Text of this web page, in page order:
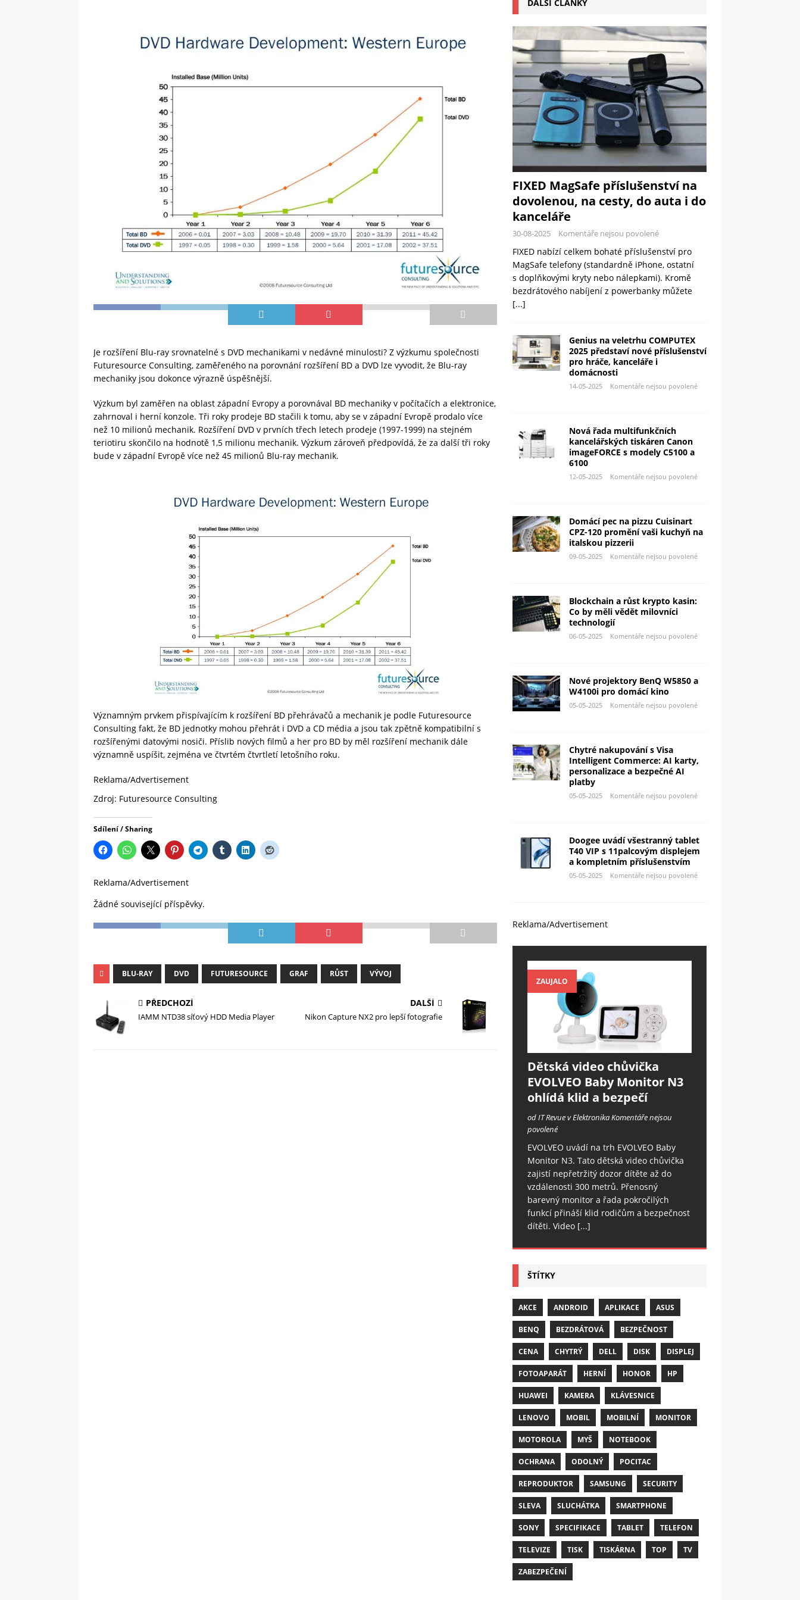
[ 06-05-2025 ] Blockchain a růst krypto kasin: Co by měli vědět milovníci technologií
Je rozšíření Blu-ray srovnatelné s DVD mechanikami v nedávné minulosti? Z výzkumu společnosti
Futuresource Consulting, zaměřeného na porovnání rozšíření BD a DVD lze vyvodit, že Blu-ray
mechaniky jsou dokonce výrazně úspěšnější.
Výzkum byl zaměřen na oblast západní Evropy a porovnával BD mechaniky v počítačích a elektronice,
zahrnoval i herní konzole. Tři roky prodeje BD stačili k tomu, aby se v západní Evropě prodalo více
než 10 milionů mechanik. Rozšíření DVD v prvních třech letech prodeje (1997-1999) na stejném
teriotiru skončilo na hodnotě 1,5 milionu mechanik. Výzkum zároveň předpovídá, že za další tři roky
bude v západní Evropě více než 45 milionů Blu-ray mechanik.
Významným prvkem přispívajícím k rozšíření BD přehrávačů a mechanik je podle Futuresource
Consulting fakt, že BD jednotky mohou přehrát i DVD a CD média a jsou tak zpětně kompatibilní s
rozšířenými datovými nosiči. Příslib nových filmů a her pro BD by měl rozšíření mechanik dále
významně uspíšit, zejména ve čtvrtém čtvrtletí letošního roku.
Reklama/Advertisement
Zdroj: Futuresource Consulting
Sdílení / Sharing
Reklama/Advertisement
Žádné související příspěvky.
BLU-RAY DVD FUTURESOURCE GRAF RŮST VÝVOJ
PŘEDCHOZÍ
IAMM NTD38 síťový HDD Media Player
DALŠÍ
Nikon Capture NX2 pro lepší fotografie
DALŠÍ ČLÁNKY
FIXED MagSafe příslušenství na
dovolenou, na cesty, do auta i do
kanceláře
30-08-2025 Komentáře nejsou povolené
FIXED nabízí celkem bohaté příslušenství pro
MagSafe telefony (standardně iPhone, ostatní
s doplňkovými kryty nebo nálepkami). Kromě
bezdrátového nabíjení z powerbanky můžete
[...]
Genius na veletrhu COMPUTEX
2025 představí nové příslušenství
pro hráče, kanceláře i
domácnosti
14-05-2025 Komentáře nejsou povolené
Nová řada multifunkčních
kancelářských tiskáren Canon
imageFORCE s modely C5100 a
6100
12-05-2025 Komentáře nejsou povolené
Domácí pec na pizzu Cuisinart
CPZ-120 promění vaši kuchyň na
italskou pizzerii
09-05-2025 Komentáře nejsou povolené
Blockchain a růst krypto kasin:
Co by měli vědět milovníci
technologií
06-05-2025 Komentáře nejsou povolené
Nové projektory BenQ W5850 a
W4100i pro domácí kino
05-05-2025 Komentáře nejsou povolené
Chytré nakupování s Visa
Intelligent Commerce: AI karty,
personalizace a bezpečné AI
platby
05-05-2025 Komentáře nejsou povolené
Doogee uvádí všestranný tablet
T40 VIP s 11palcovým displejem
a kompletním příslušenstvím
05-05-2025 Komentáře nejsou povolené
Reklama/Advertisement
ZAUJALO
Dětská video chůvička
EVOLVEO Baby Monitor N3
ohlídá klid a bezpečí
od IT Revue v ElektronikaKomentáře nejsou
povolené
EVOLVEO uvádí na trh EVOLVEO Baby
Monitor N3. Tato dětská video chůvička
zajistí nepřetržitý dozor dítěte až do
vzdálenosti 300 metrů. Přenosný
barevný monitor a řada pokročilých
funkcí přináší klid rodičům a bezpečnost
dítěti. Video [...]
ŠTÍTKY
AKCE ANDROID APLIKACE ASUS
BENQ BEZDRÁTOVÁ BEZPEČNOST
CENA CHYTRÝ DELL DISK DISPLEJ
FOTOAPARÁT HERNÍ HONOR HP
HUAWEI KAMERA KLÁVESNICE
LENOVO MOBIL MOBILNÍ MONITOR
MOTOROLA MYŠ NOTEBOOK
OCHRANA ODOLNÝ POCITAC
REPRODUKTOR SAMSUNG SECURITY
SLEVA SLUCHÁTKA SMARTPHONE
SONY SPECIFIKACE TABLET TELEFON
TELEVIZE TISK TISKÁRNA TOP TV
ZABEZPEČENÍ